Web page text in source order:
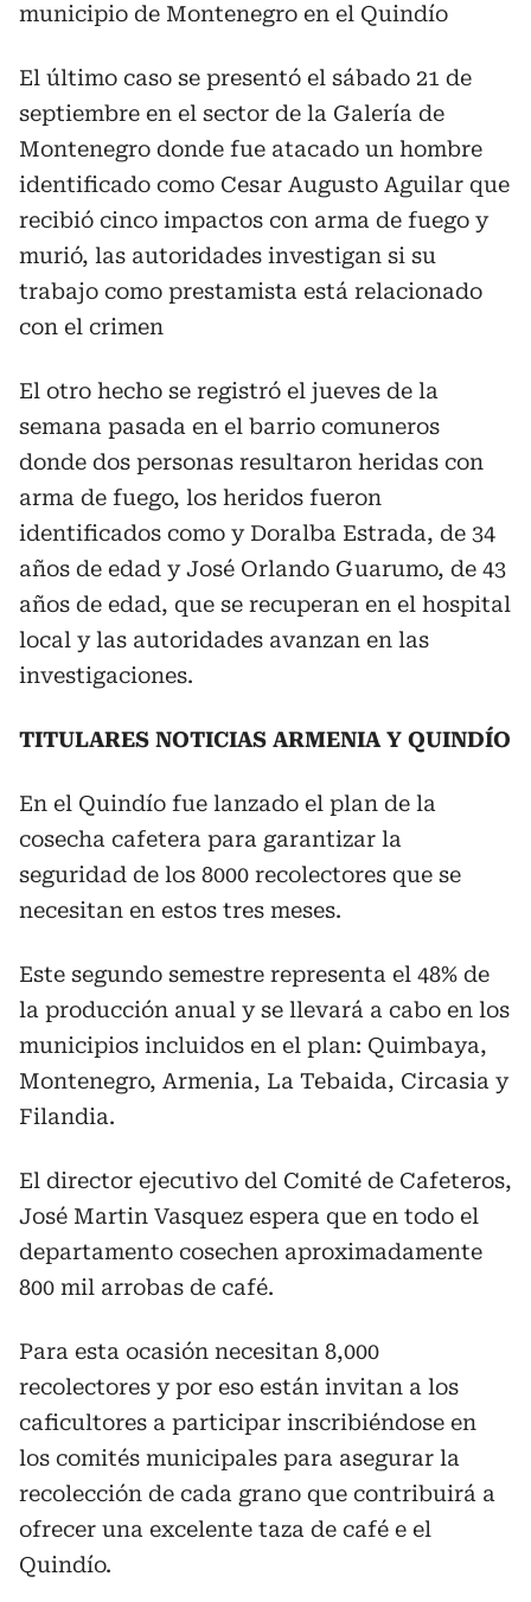
municipio de Montenegro en el Quindío
El último caso se presentó el sábado 21 de
septiembre en el sector de la Galería de
Montenegro donde fue atacado un hombre
identificado como Cesar Augusto Aguilar que
recibió cinco impactos con arma de fuego y
murió, las autoridades investigan si su
trabajo como prestamista está relacionado
con el crimen
El otro hecho se registró el jueves de la
semana pasada en el barrio comuneros
donde dos personas resultaron heridas con
arma de fuego, los heridos fueron
identificados como y Doralba Estrada, de 34
años de edad y José Orlando Guarumo, de 43
años de edad, que se recuperan en el hospital
local y las autoridades avanzan en las
investigaciones.
TITULARES NOTICIAS ARMENIA Y QUINDÍO
En el Quindío fue lanzado el plan de la
cosecha cafetera para garantizar la
seguridad de los 8000 recolectores que se
necesitan en estos tres meses.
Este segundo semestre representa el 48% de
la producción anual y se llevará a cabo en los
municipios incluidos en el plan: Quimbaya,
Montenegro, Armenia, La Tebaida, Circasia y
Filandia.
El director ejecutivo del Comité de Cafeteros,
José Martin Vasquez espera que en todo el
departamento cosechen aproximadamente
800 mil arrobas de café.
Para esta ocasión necesitan 8,000
recolectores y por eso están invitan a los
caficultores a participar inscribiéndose en
los comités municipales para asegurar la
recolección de cada grano que contribuirá a
ofrecer una excelente taza de café e el
Quindío.